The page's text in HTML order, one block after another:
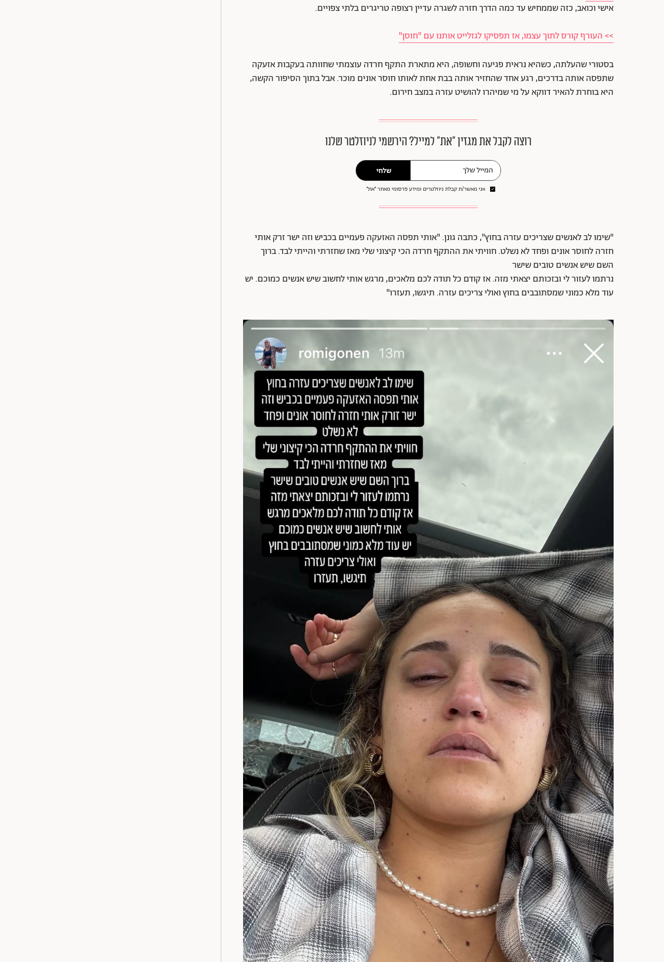
אישי וכואב, כזה שממחיש עד כמה הדרך חזרה לשגרה עדיין רצופה טריגרים בלתי צפויים.
>> העורף קורס לתוך עצמו, אז תפסיקו לגזלייט אותנו עם "חוסן"
בסטורי שהעלתה, כשהיא נראית פגיעה וחשופה, היא מתארת התקף חרדה עוצמתי שחוותה בעקבות אזעקה
שתפסה אותה בדרכים, רגע אחד שהחזיר אותה בבת אחת לאותו חוסר אונים מוכר. אבל בתוך הסיפור הקשה,
היא בוחרת להאיר דווקא על מי שמיהרו להושיט עזרה במצב חירום.
רוצה לקבל את מגזין ״את״ למייל? הירשמי לניוזלטר שלנו
שלחי
אני מאשר/ת קבלת ניוזלטרים ומידע פרסומי מאתר ״את״
"שימו לב לאנשים שצריכים עזרה בחוץ", כתבה גונן. "אותי תפסה האזעקה פעמיים בכביש וזה ישר זרק אותי
חזרה לחוסר אונים ופחד לא נשלט. חוויתי את ההתקף חרדה הכי קיצוני שלי מאז שחזרתי והייתי לבד. ברוך
השם שיש אנשים טובים שישר
נרתמו לעזור לי ובזכותם יצאתי מזה. אז קודם כל תודה לכם מלאכים, מרגש אותי לחשוב שיש אנשים כמוכם. יש
עוד מלא כמוני שמסתובבים בחוץ ואולי צריכים עזרה. תיגשו, תעזרו"